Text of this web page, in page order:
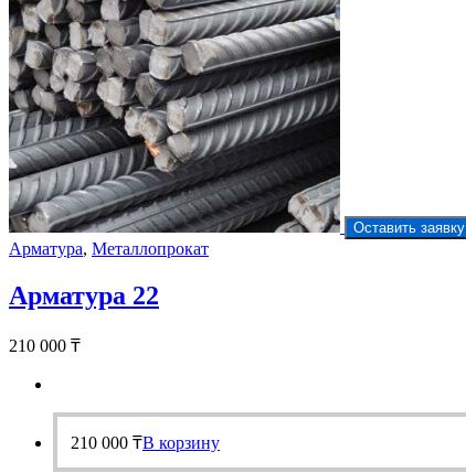
Оставить заявку
Арматура, Металлопрокат
Арматура 22
210 000 ₸
210 000 ₸В корзину